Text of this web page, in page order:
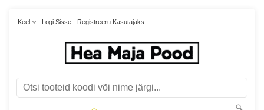
Keel Logi Sisse Registreeru Kasutajaks